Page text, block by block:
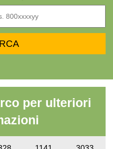
per ulteriori